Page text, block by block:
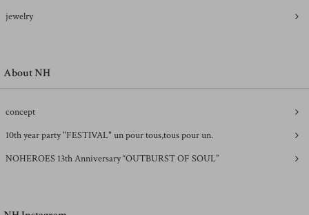
jewelry
About NH
concept
10th year party "FESTIVAL" un pour tous,tous pour un.
NOHEROES 13th Anniversary “OUTBURST OF SOUL”